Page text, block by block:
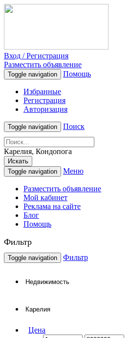
Вход / Регистрация
Разместить объявление
Toggle navigation Помощь
Избранные
Регистрация
Авторизация
Toggle navigation Поиск
Карелия, Кондопога
Искать
Toggle navigation
Меню
Разместить объявление
Мой кабинет
Реклама на сайте
Блог
Помощь
Фильтр
Toggle navigation Фильтр
Цена